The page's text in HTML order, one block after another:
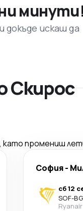
докъде искаш да
Скирос
като промениш
София-
сб 12
SOF-
Ryanair